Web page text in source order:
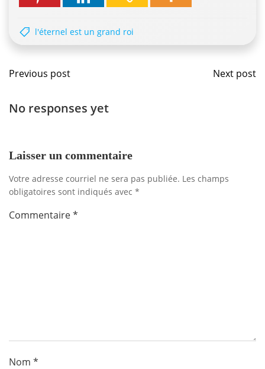
l'éternel est un grand roi
Navigation
de
Previous post Next post
No responses yet
Laisser un commentaire
Votre adresse courriel ne sera pas publiée. Les champs
obligatoires sont indiqués avec *
Commentaire*
Nom *